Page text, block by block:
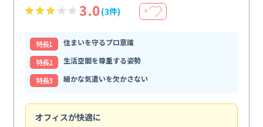
3.0(3件) ＋
特⻑1
住まいを守るプロ意識
特⻑2
生活空間を尊重する姿勢
特⻑3
細かな気遣いを欠かさない
オフィスが快適に